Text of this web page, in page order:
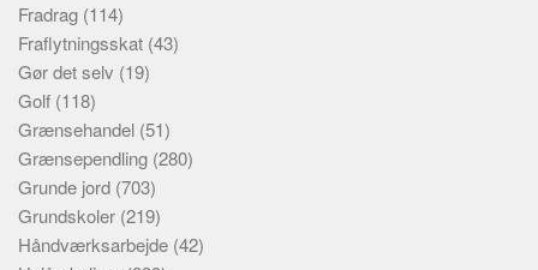
Fradrag (114)
Fraflytningsskat (43)
Gør det selv (19)
Golf (118)
Grænsehandel (51)
Grænsependling (280)
Grunde jord (703)
Grundskoler (219)
Håndværksarbejde (42)